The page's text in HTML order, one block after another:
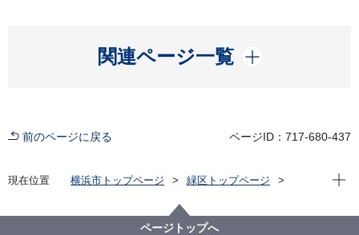
関連ページ一覧
開く
前のページに戻る ページID：717-680-437
現在位置 横浜市トップページ
緑区トップページ
みどり環境行動の推進
現在
ページトップへ